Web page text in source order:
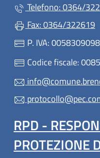
Telefono: 0364/
Fax: 0364/322619
P. IVA:
Codice fiscale:
RPD -
PROTEZIONE